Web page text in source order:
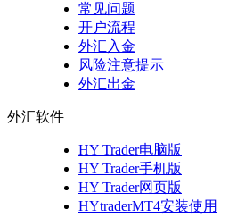
常见问题
开户流程
外汇入金
风险注意提示
外汇出金
外汇软件
HY Trader电脑版
HY Trader手机版
HY Trader网页版
HYtraderMT4安装使用